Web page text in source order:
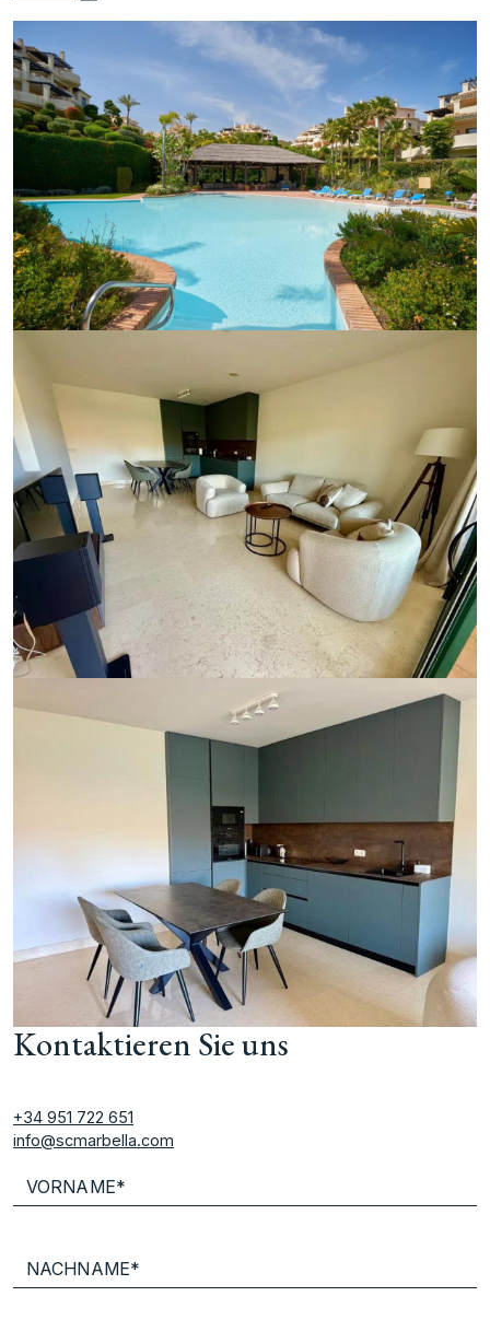
Kontaktieren Sie uns
+34 951 722 651
info@scmarbella.com